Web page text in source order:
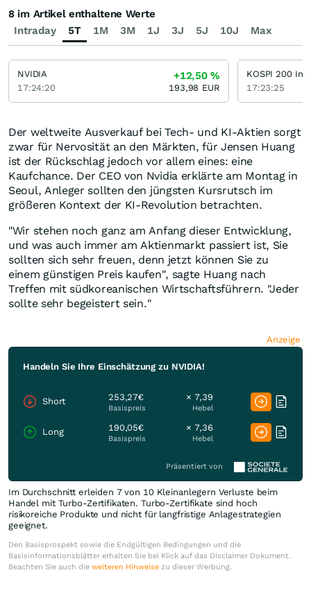
Der weltweite Ausverkauf bei Tech- und KI-Aktien sorgt
zwar für Nervosität an den Märkten, für Jensen Huang
ist der Rückschlag jedoch vor allem eines: eine
Kaufchance. Der CEO von Nvidia erklärte am Montag in
Seoul, Anleger sollten den jüngsten Kursrutsch im
größeren Kontext der KI-Revolution betrachten.
"Wir stehen noch ganz am Anfang dieser Entwicklung,
und was auch immer am Aktienmarkt passiert ist, Sie
sollten sich sehr freuen, denn jetzt können Sie zu
einem günstigen Preis kaufen", sagte Huang nach
Treffen mit südkoreanischen Wirtschaftsführern. "Jeder
sollte sehr begeistert sein."
Anzeige
Handeln Sie Ihre Einschätzung zu NVIDIA!
Short 253,27€
Basispreis
× 7,39
Hebel
Long 190,05€
Basispreis
× 7,36
Hebel
Präsentiert von
Im Durchschnitt erleiden 7 von 10 Kleinanlegern Verluste beim
Handel mit Turbo-Zertifikaten. Turbo-Zertifikate sind hoch
risikoreiche Produkte und nicht für langfristige Anlagestrategien
geeignet.
Den Basisprospekt sowie die Endgültigen Bedingungen und die
Basisinformationsblätter erhalten Sie bei Klick auf das Disclaimer Dokument.
Beachten Sie auch die weiteren Hinweise zu dieser Werbung.
Intraday 5T 1M 3M 1J 3J 5J 10J Max
8 im Artikel enthaltene Werte
NVIDIA
17:24:20
+12,50%
193,98 EUR
KOSPI 200
17:23:25